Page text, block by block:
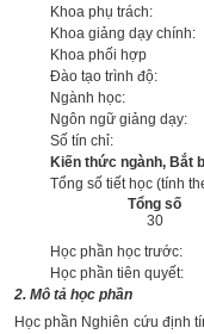
Khoa phụ trách:
Khoa giảng dạy chính:
Khoa phối hợp
Đào tạo trình độ:
Ngành học:
Ngôn ngữ giảng dạy:
Số tín chỉ:
Kiến thức ngành, Bắt
Tổng số tiết học (tính
Tổng số
30
Học phần học trước:
Học phần tiên quyết:
2. Mô tả học phần
Học phần Nghiên cứu định